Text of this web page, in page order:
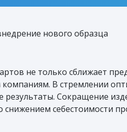
нового образца
не только сближает
В стремлении
Сокращение
себестоимости